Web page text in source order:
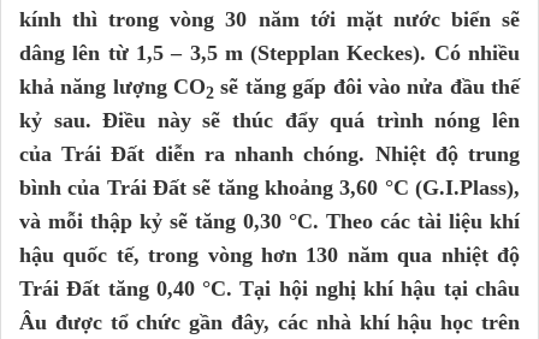
kính thì trong vòng 30 năm tới mặt nước biển sẽ
dâng lên từ 1,5 – 3,5 m (Stepplan Keckes). Có nhiều
khả năng lượng CO2 sẽ tăng gấp đôi vào nửa đầu thế
kỷ sau. Điều này sẽ thúc đẩy quá trình nóng lên
của Trái Đất diễn ra nhanh chóng. Nhiệt độ trung
bình của Trái Đất sẽ tăng khoảng 3,60 °C (G.I.Plass),
và mỗi thập kỷ sẽ tăng 0,30 °C. Theo các tài liệu khí
hậu quốc tế, trong vòng hơn 130 năm qua nhiệt độ
Trái Đất tăng 0,40 °C. Tại hội nghị khí hậu tại châu
Âu được tổ chức gần đây, các nhà khí hậu học trên